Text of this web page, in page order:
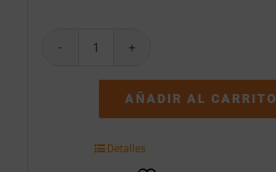
Cibeles
Artesana
Pack
24
AÑADIR AL CARRITO
Detalles